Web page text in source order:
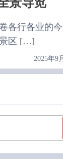
各行各业的今
区 […]
2025年9